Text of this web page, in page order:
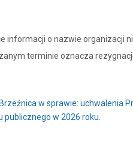
informacji o nazwie organizacji
terminie oznacza
Brzeźnica w sprawie:
w 2026 roku.